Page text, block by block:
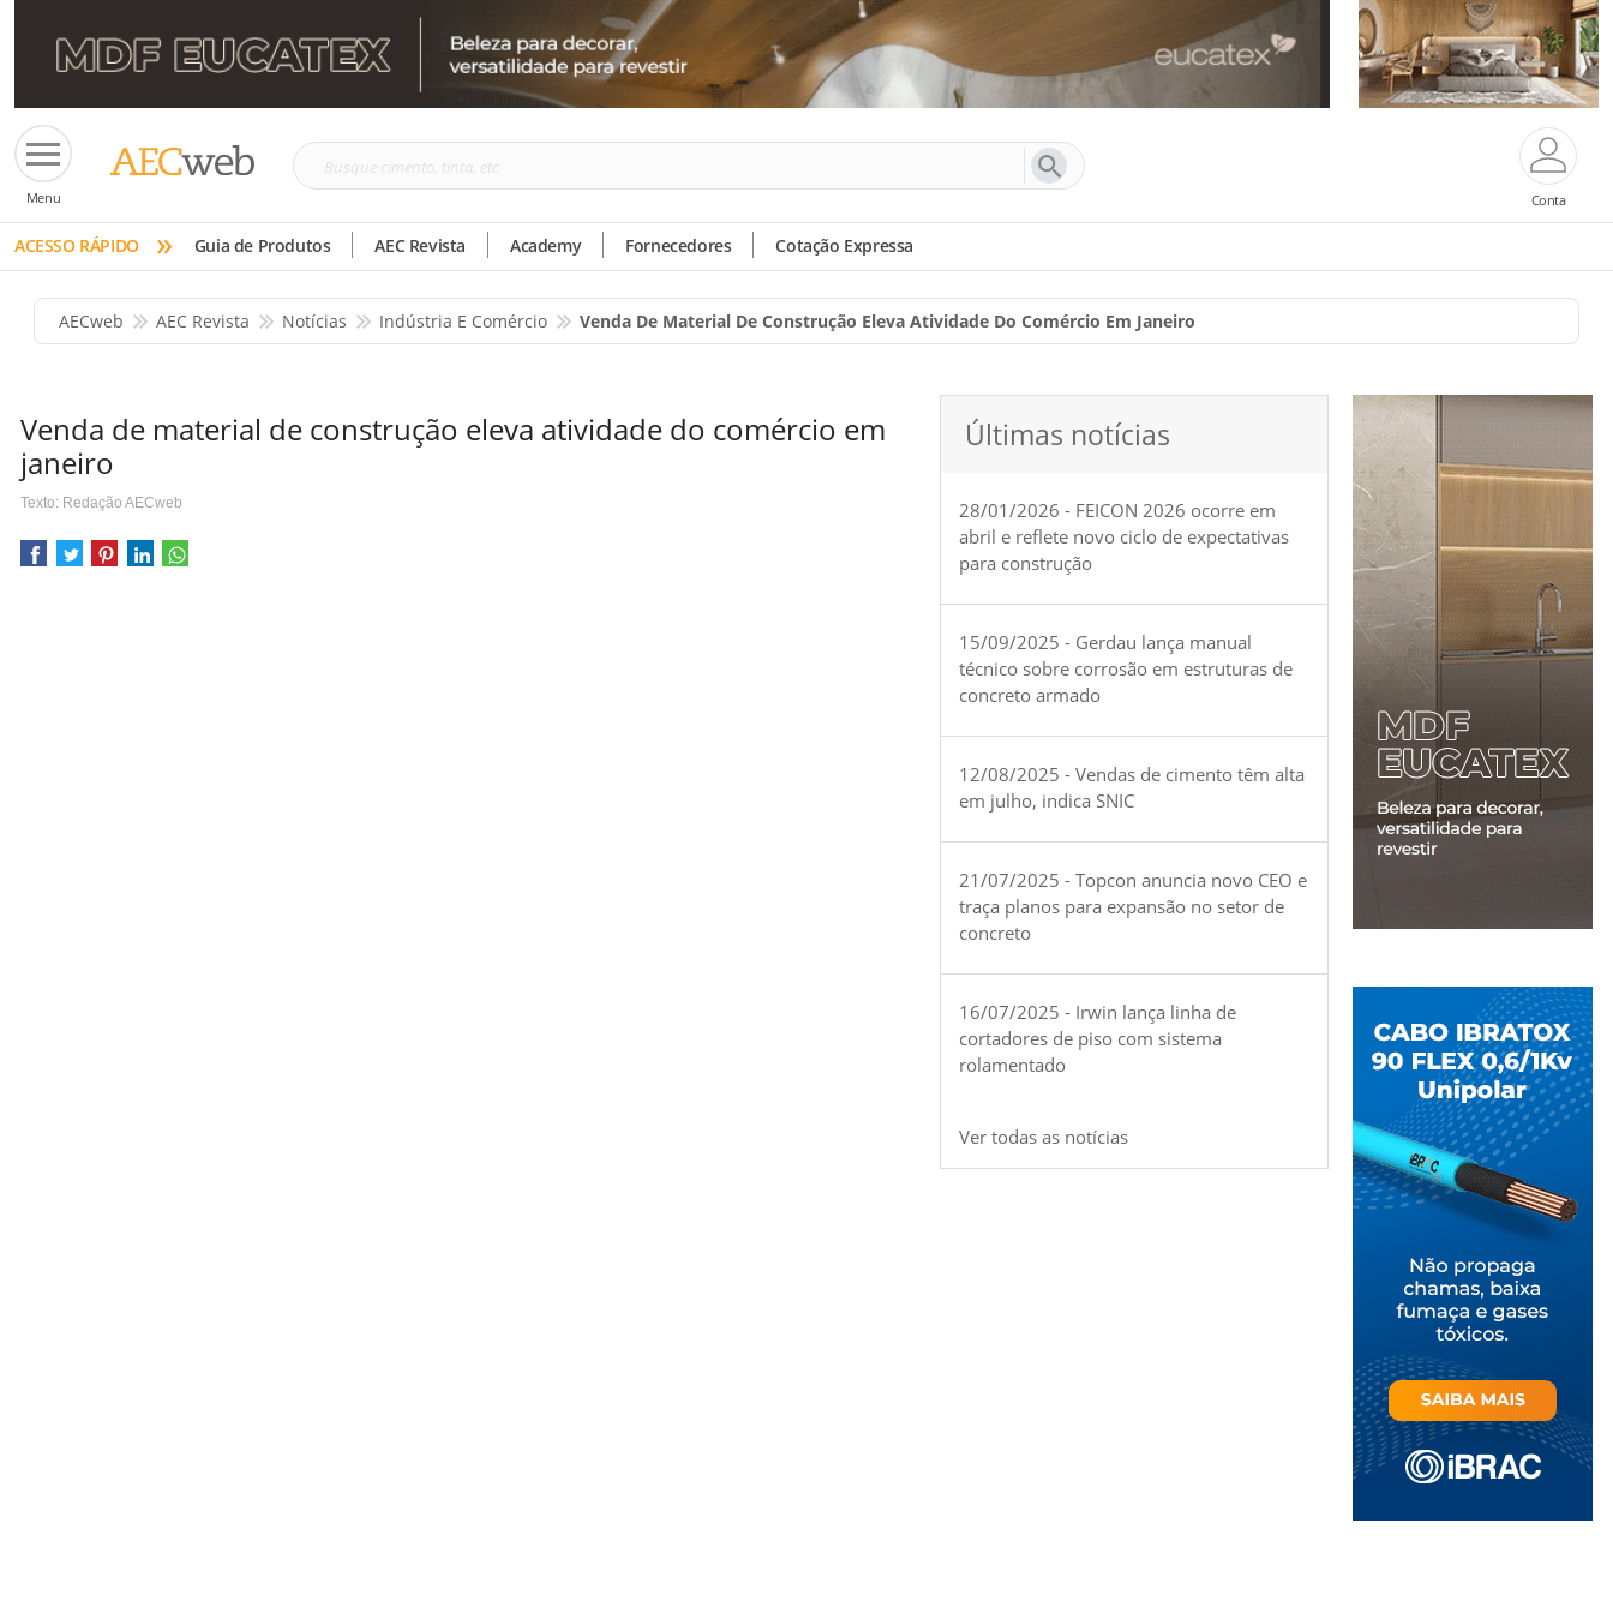
Menu
Busque
tinta,
etc
Conta
ACESSO RÁPIDO » Guia de Produtos AEC Revista Academy Fornecedores Cotação Expressa
AECweb AEC Revista Notícias Indústria E Comércio Venda De Material De Construção Eleva Atividade Do Comércio Em Janeiro
Venda de material de construção eleva atividade do comércio em
janeiro
Texto: Redação AECweb
Últimas notícias
28/01/2026 - FEICON 2026 ocorre em
abril e reflete novo ciclo de expectativas
para construção
15/09/2025 - Gerdau lança manual
técnico sobre corrosão em estruturas de
concreto armado
12/08/2025 - Vendas de cimento têm alta
em julho, indica SNIC
21/07/2025 - Topcon anuncia novo CEO e
traça planos para expansão no setor de
concreto
16/07/2025 - Irwin lança linha de
cortadores de piso com sistema
rolamentado
Ver todas as notícias